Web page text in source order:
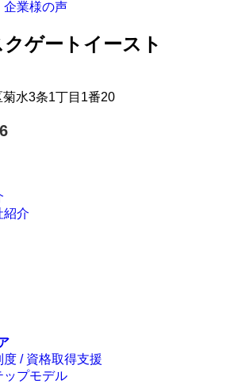
企業様の声
ゲートイースト
水3条1丁目1番20
紹介
/ 資格取得支援
ップモデル